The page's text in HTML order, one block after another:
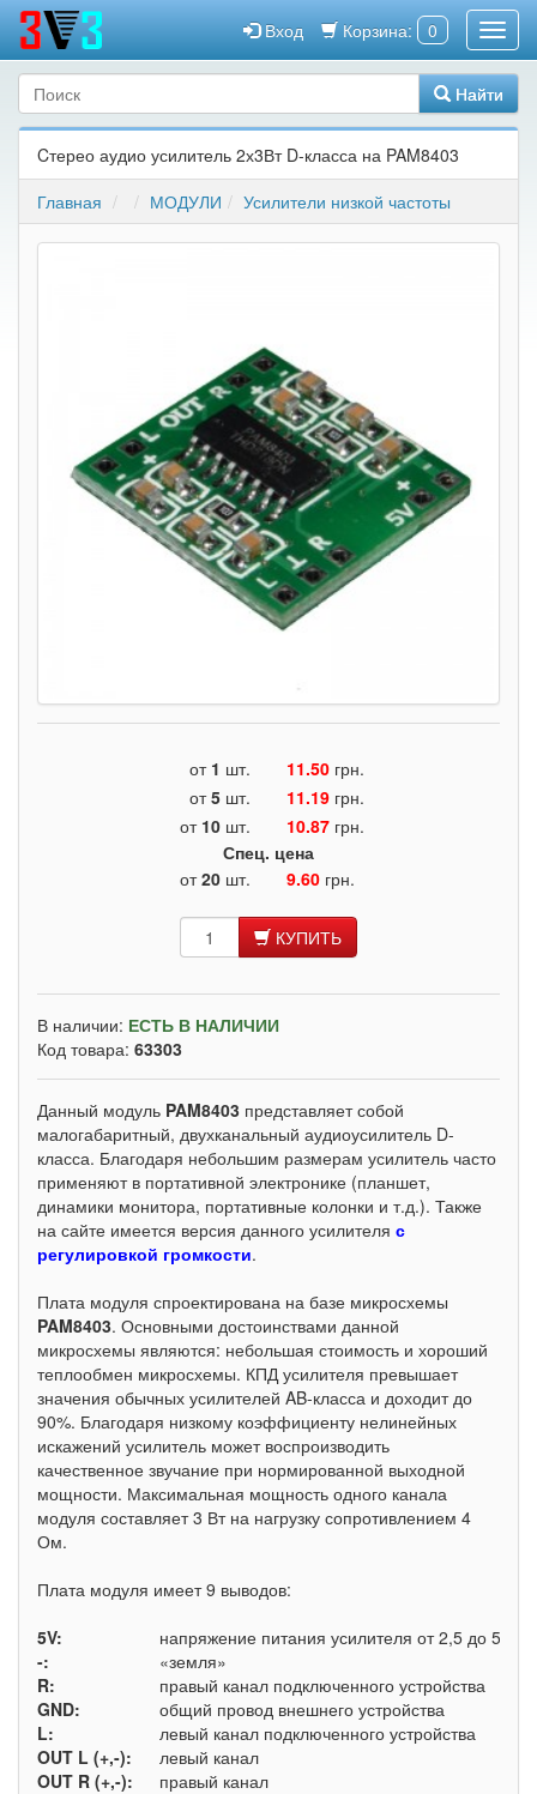
Корзина: 0
Вход
Найти
Cтерео аудио усилитель 2х3Вт D-класса на PAM8403
Главная
МОДУЛИ Усилители низкой частоты
от 1 шт. 11.50 грн.
от5 шт. 11.19 грн.
от 10 шт. 10.87 грн.
Спец. цена
от20 шт. 9.60 грн.
КУПИТЬ
В наличии: ЕСТЬ В НАЛИЧИИ
Код товара: 63303
Данный модуль PAM8403 представляет собой
малогабаритный, двухканальный аудиоусилитель D-
класса. Благодаря небольшим размерам усилитель часто
применяют в портативной электронике (планшет,
динамики монитора, портативные колонки и т.д.). Также
на сайте имеется версия данного усилителя с
регулировкой громкости.
Плата модуля спроектирована на базе микросхемы
PAM8403. Основными достоинствами данной
микросхемы являются: небольшая стоимость и хороший
теплообмен микросхемы. КПД усилителя превышает
значения обычных усилителей AB-класса и доходит до
90%. Благодаря низкому коэффициенту нелинейных
искажений усилитель может воспроизводить
качественное звучание при нормированной выходной
мощности. Максимальная мощность одного канала
модуля составляет 3 Вт на нагрузку сопротивлением 4
Ом.
Плата модуля имеет 9 выводов:
5V:
напряжение питания усилителя от 2,5 до 5,5 В
-:
«земля»
R:
правый канал подключенного устройства
GND:
общий провод внешнего устройства
L:
левый канал подключенного устройства
OUT L (+,-):
левый канал
OUT R (+,-):
правый канал